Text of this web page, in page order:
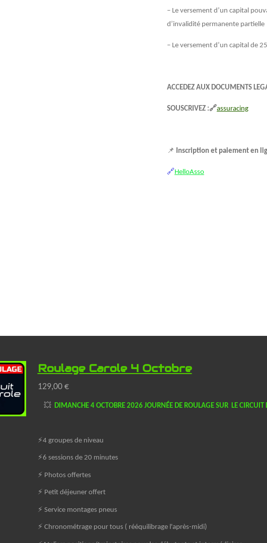
– Le versement d’un capital
d’invalidité permanente partielle
– Le versement d’un capital de
ACCEDEZ AUX DOCUMENTS
SOUSCRIVEZ :🔗assuracing
📌 Inscription et paiement en
🔗 HelloAsso
Roulage Carole 4 Octobre
129,00 €
💥 DIMANCHE 4 OCTOBRE 2026 JOURNÉE DE ROULAGE SUR LE CIRCUIT
⚡4 groupes de niveau
⚡6 sessions de 20 minutes
⚡ Photos offertes
⚡ Petit déjeuner offert
⚡ Service montages pneus
⚡ Chronométrage pour tous ( rééquilibrage l'après-midi)